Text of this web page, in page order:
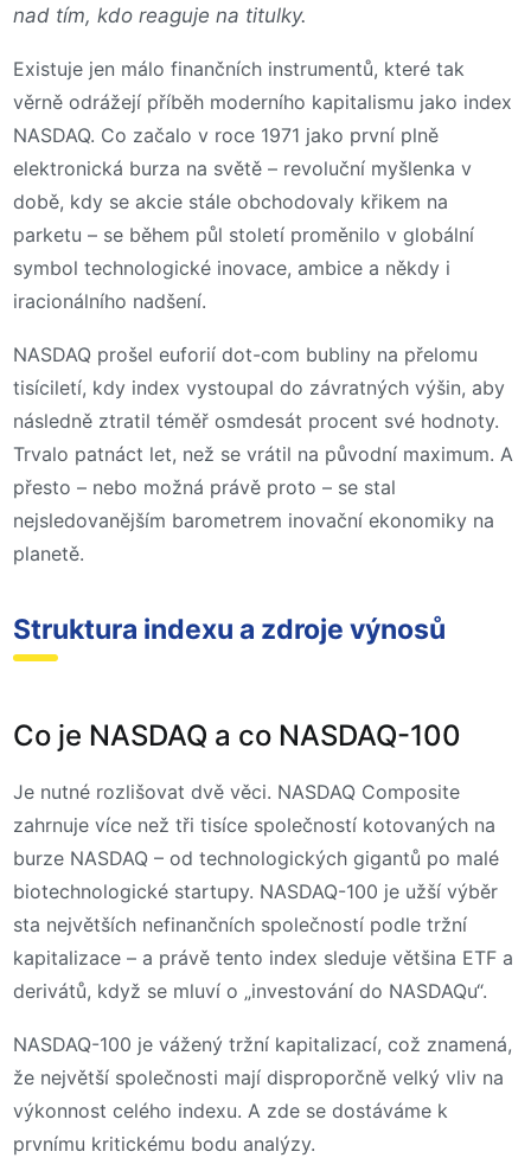
nad tím, kdo reaguje na titulky.
Existuje jen málo finančních instrumentů, které tak
věrně odrážejí příběh moderního kapitalismu jako index
NASDAQ. Co začalo v roce 1971 jako první plně
elektronická burza na světě – revoluční myšlenka v
době, kdy se akcie stále obchodovaly křikem na
parketu – se během půl století proměnilo v globální
symbol technologické inovace, ambice a někdy i
iracionálního nadšení.
NASDAQ prošel euforií dot-com bubliny na přelomu
tisíciletí, kdy index vystoupal do závratných výšin, aby
následně ztratil téměř osmdesát procent své hodnoty.
Trvalo patnáct let, než se vrátil na původní maximum. A
přesto – nebo možná právě proto – se stal
nejsledovanějším barometrem inovační ekonomiky na
planetě.
Struktura indexu a zdroje výnosů
Co je NASDAQ a co NASDAQ-100
Je nutné rozlišovat dvě věci. NASDAQ Composite
zahrnuje více než tři tisíce společností kotovaných na
burze NASDAQ – od technologických gigantů po malé
biotechnologické startupy. NASDAQ-100 je užší výběr
sta největších nefinančních společností podle tržní
kapitalizace – a právě tento index sleduje většina ETF a
derivátů, když se mluví o „investování do NASDAQu“.
NASDAQ-100 je vážený tržní kapitalizací, což znamená,
že největší společnosti mají disproporčně velký vliv na
výkonnost celého indexu. A zde se dostáváme k
prvnímu kritickému bodu analýzy.